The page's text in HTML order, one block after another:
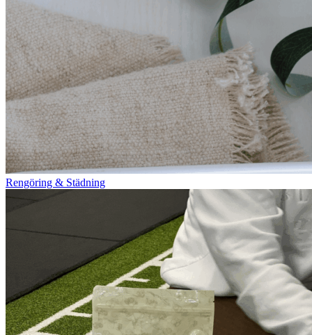
Rengöring & Städning